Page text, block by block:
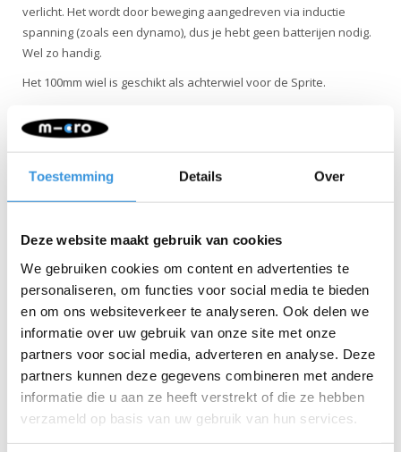
Toestemming Details Over
Deze website maakt gebruik van cookies
We gebruiken cookies om content en advertenties te
personaliseren, om functies voor social media te bieden
en om ons websiteverkeer te analyseren. Ook delen we
informatie over uw gebruik van onze site met onze
partners voor social media, adverteren en analyse. Deze
partners kunnen deze gegevens combineren met andere
informatie die u aan ze heeft verstrekt of die ze hebben
verzameld op basis van uw gebruik van hun services.
verlicht. Het wordt door beweging aangedreven via inductie
spanning (zoals een dynamo), dus je hebt geen batterijen nodig.
Wel zo handig.
Het 100mm wiel is geschikt als achterwiel voor de Sprite.
Iets extra's erbij?